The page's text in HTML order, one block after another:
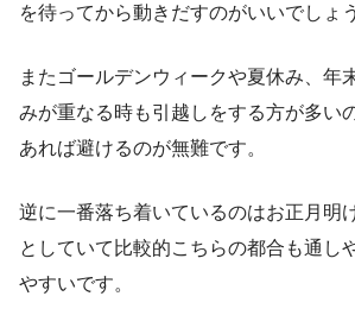
を待ってから動きだすのがいいでしょう
またゴールデンウィークや夏休み、年
みが重なる時も引越しをする方が多い
あれば避けるのが無難です。
逆に一番落ち着いているのはお正月明
としていて比較的こちらの都合も通し
やすいです。